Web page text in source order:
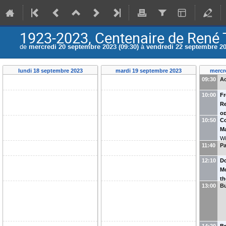
1923-2023, Centenaire de René
de mercredi 20 septembre 2023 (09:30) àvendredi 22 septembre
lundi 18 septembre 2023 mardi 19 septembre 2023
09:30
10:00
(
10:50
11:40
12:10
13:00